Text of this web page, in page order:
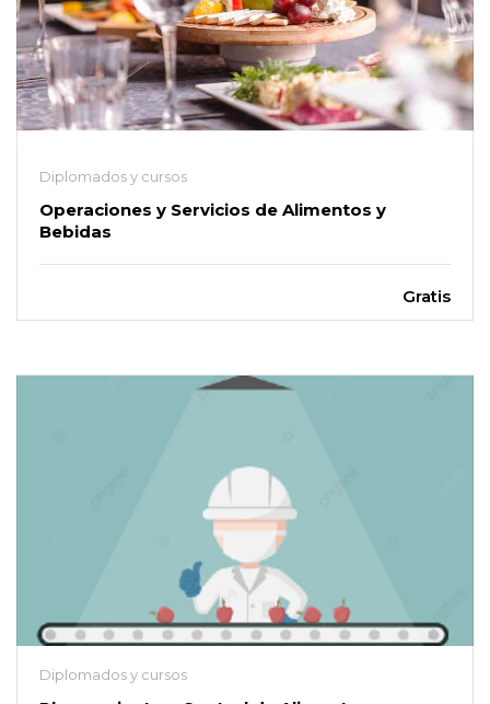
Diplomados y cursos
Operaciones y Servicios de Alimentos y
Bebidas
Gratis
Diplomados y cursos